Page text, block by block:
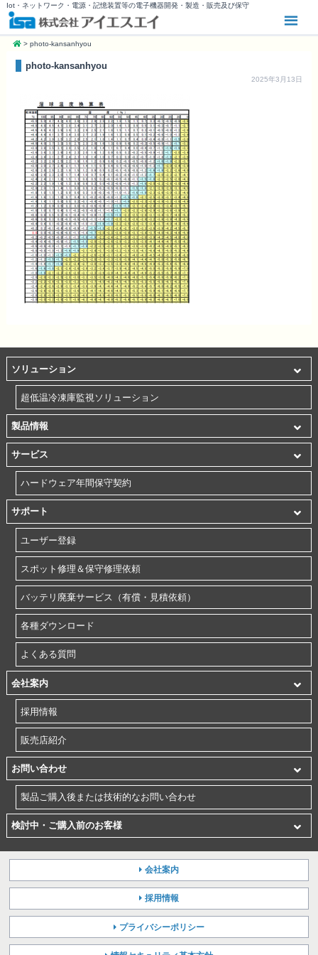
Iot・ネットワーク・電源・記憶装置等の電子機器開発・製造・販売及び保守
> photo-kansanhyou
photo-kansanhyou
2025年3月13日
ソリューション
超低温冷凍庫監視ソリューション
製品情報
サービス
ハードウェア年間保守契約
サポート
ユーザー登録
スポット修理＆保守修理依頼
バッテリ廃棄サービス（有償・見積依頼）
各種ダウンロード
よくある質問
会社案内
採用情報
販売店紹介
お問い合わせ
製品ご購入後または技術的なお問い合わせ
検討中・ご購入前のお客様
会社案内
採用情報
プライバシーポリシー